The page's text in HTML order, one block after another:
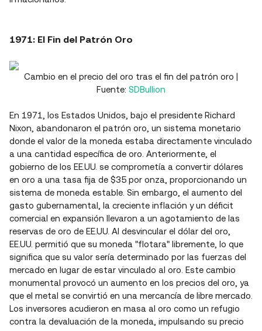
1971: El Fin del Patrón Oro
Cambio en el precio del oro tras el fin del patrón oro |
Fuente: SDBullion
En 1971, los Estados Unidos, bajo el presidente Richard
Nixon, abandonaron el patrón oro, un sistema monetario
donde el valor de la moneda estaba directamente vinculado
a una cantidad específica de oro. Anteriormente, el
gobierno de los EE.UU. se comprometía a convertir dólares
en oro a una tasa fija de $35 por onza, proporcionando un
sistema de moneda estable. Sin embargo, el aumento del
gasto gubernamental, la creciente inflación y un déficit
comercial en expansión llevaron a un agotamiento de las
reservas de oro de EE.UU. Al desvincular el dólar del oro,
EE.UU. permitió que su moneda "flotara" libremente, lo que
significa que su valor sería determinado por las fuerzas del
mercado en lugar de estar vinculado al oro. Este cambio
monumental provocó un aumento en los precios del oro, ya
que el metal se convirtió en una mercancía de libre mercado.
Los inversores acudieron en masa al oro como un refugio
contra la devaluación de la moneda, impulsando su precio